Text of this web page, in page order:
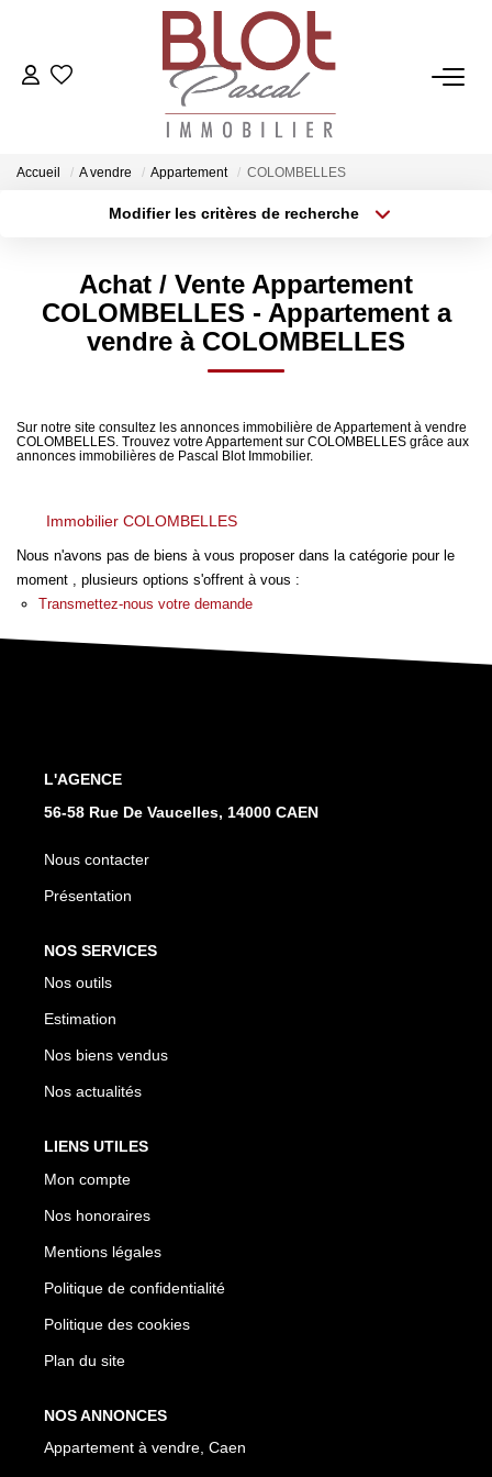
ACCUEIL
ACHETER
VENDRE
NOTRE AGENCE
Qui Sommes-Nous
Notre Équipe
OUTILS DE CALCUL
Accueil A vendre Appartement COLOMBELLES
Modifier les critères de recherche
Surface min Budget max
Plus de critères Créer une alerte
Achat / Vente Appartement
COLOMBELLES - Appartement a
vendre à COLOMBELLES
Sur notre site consultez les annonces immobilière de Appartement à vendre
COLOMBELLES. Trouvez votre Appartement sur COLOMBELLES grâce aux
annonces immobilières de Pascal Blot Immobilier.
Immobilier COLOMBELLES
Nous n'avons pas de biens à vous proposer dans la catégorie pour le
moment , plusieurs options s'offrent à vous :
Transmettez-nous votre demande
L'AGENCE
56-58 Rue De Vaucelles, 14000 CAEN
Nous contacter
Présentation
NOS SERVICES
Nos outils
Estimation
Nos biens vendus
Nos actualités
LIENS UTILES
Mon compte
Nos honoraires
Mentions légales
Politique de confidentialité
Politique des cookies
Plan du site
NOS ANNONCES
Appartement à vendre, Caen